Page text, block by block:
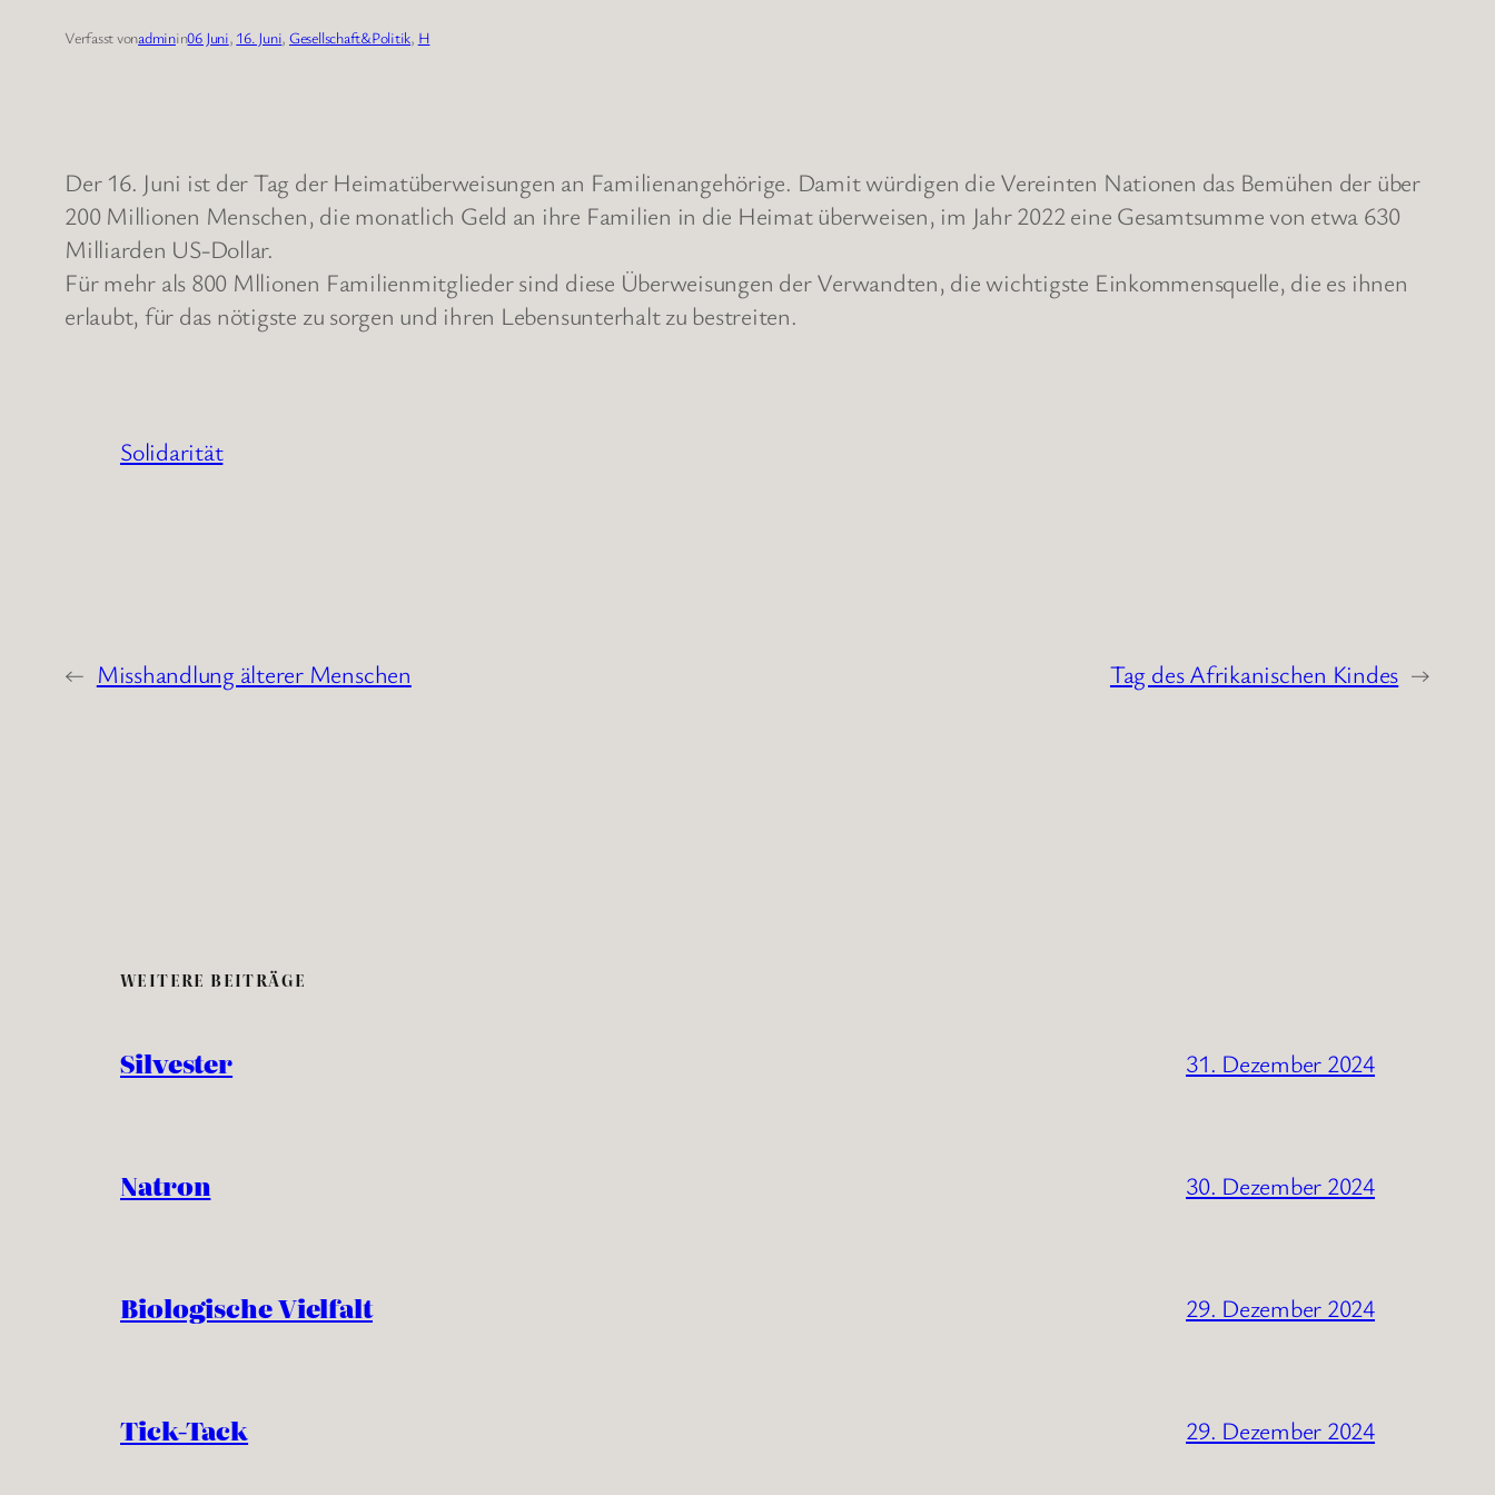
Verfasst vonadminin06 Juni, 16. Juni, Gesellschaft&Politik, H
Der 16. Juni ist der Tag der Heimatüberweisungen an Familienangehörige. Damit würdigen die Vereinten Nationen das Bemühen der über
200 Millionen Menschen, die monatlich Geld an ihre Familien in die Heimat überweisen, im Jahr 2022 eine Gesamtsumme von etwa 630
Milliarden US-Dollar.
Für mehr als 800 Mllionen Familienmitglieder sind diese Überweisungen der Verwandten, die wichtigste Einkommensquelle, die es ihnen
erlaubt, für das nötigste zu sorgen und ihren Lebensunterhalt zu bestreiten.
Solidarität
← Misshandlung älterer Menschen Tag des Afrikanischen Kindes →
WEITERE BEITRÄGE
Silvester 31. Dezember 2024
Natron 30. Dezember 2024
Biologische Vielfalt 29. Dezember 2024
Tick-Tack 29. Dezember 2024